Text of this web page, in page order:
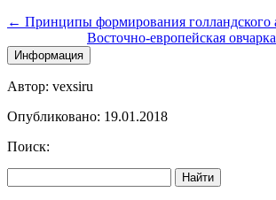
← Принципы формирования голландского
Восточно-европейская
Информация
Автор: vexsiru
Опубликовано: 19.01.2018
Поиск:
Найти